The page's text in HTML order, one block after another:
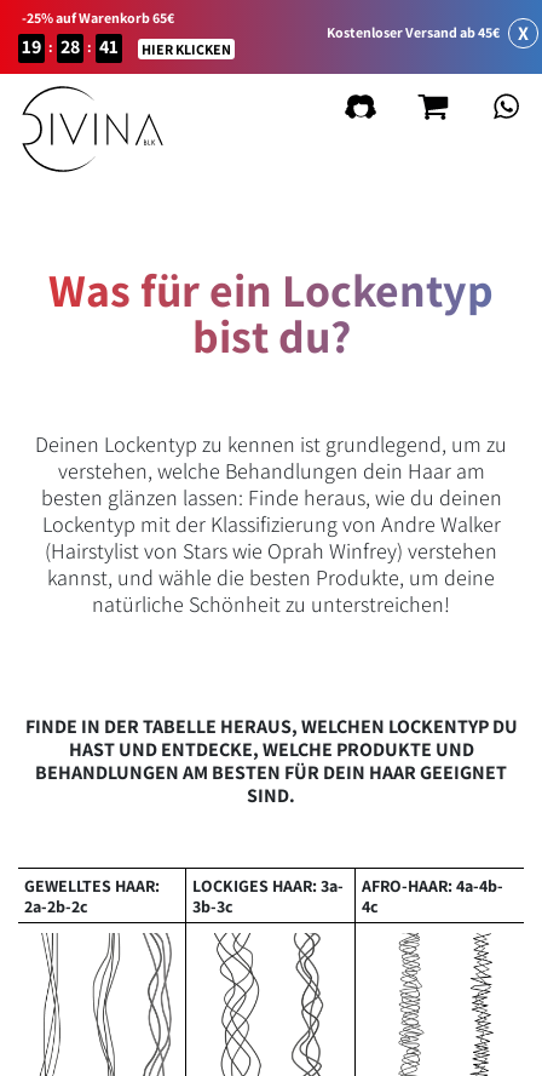
-25% auf Warenkorb 65€
19 : 28 : 41 HIER KLICKEN
Kostenloser Versand ab 45€ X
Was für ein Lockentyp
bist du?
Deinen Lockentyp zu kennen ist grundlegend, um zu
verstehen, welche Behandlungen dein Haar am
besten glänzen lassen: Finde heraus, wie du deinen
Lockentyp mit der Klassifizierung von Andre Walker
(Hairstylist von Stars wie Oprah Winfrey) verstehen
kannst, und wähle die besten Produkte, um deine
natürliche Schönheit zu unterstreichen!
FINDE IN DER TABELLE HERAUS, WELCHEN LOCKENTYP DU
HAST UND ENTDECKE, WELCHE PRODUKTE UND
BEHANDLUNGEN AM BESTEN FÜR DEIN HAAR GEEIGNET
SIND.
GEWELLTES HAAR:
2a-2b-2c
LOCKIGES HAAR: 3a-
3b-3c
AFRO-HAAR: 4a-4b-
4c